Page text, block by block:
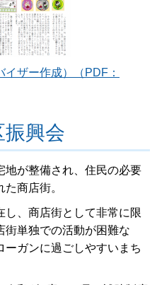
ザー作成）（PDF：
振興会
地が整備され、住民の必要
商店街。
し、商店街として非常に限
街単独での活動が困難な
ガンに過ごしやすいまち